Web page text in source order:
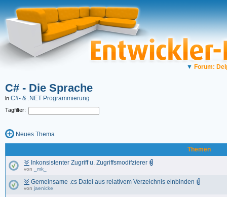
▼ Forum:
C# - Die Sprache
in C#- & .NET Programmierung
Tagfilter:
Neues Thema
Themen
Inkonsistenter Zugriff u. Zugriffsmodifzierer
von _mk_
Gemeinsame .cs Datei aus relativem Verzeichnis einbinden
von jaenicke